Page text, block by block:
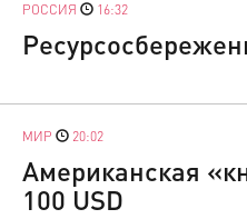
РОССИЯ 16:32
МИР 20:02
Американская
100 USD